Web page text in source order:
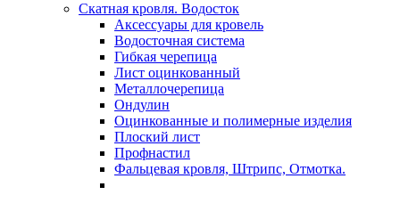
Скатная кровля. Водосток
Аксессуары для кровель
Водосточная система
Гибкая черепица
Лист оцинкованный
Металлочерепица
Ондулин
Оцинкованные и полимерные изделия
Плоский лист
Профнастил
Фальцевая кровля, Штрипс, Отмотка.